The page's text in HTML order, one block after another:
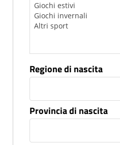
Regione di nascita
Provincia di nascita